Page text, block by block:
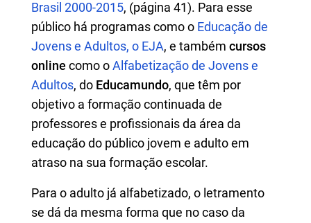
Brasil 2000-2015, (página 41). Para esse
público há programas como o Educação de
Jovens e Adultos, o EJA, e também cursos
online como oAlfabetização de Jovens e
Adultos, do Educamundo, que têm por
objetivo a formação continuada de
professores e profissionais da área da
educação do público jovem e adulto em
atraso na sua formação escolar.
Para o adulto já alfabetizado, o letramento
se dá da mesma forma que no caso da